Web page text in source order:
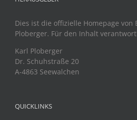
Dies ist die offizielle Homepage von
Ploberger. Für den Inhalt
Karl Ploberger
Dr. Schuhstraße 20
A-4863 Seewalchen
QUICKLINKS